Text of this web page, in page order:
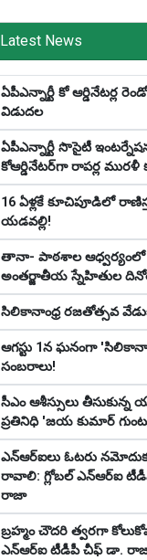
Latest News
ఏపీఎన్నార్టీ కో ఆర్డినేటర్ల
విడుదల
ఏపీఎన్నార్టీ సొసైటీ
కోఆర్డినేటర్‌గా రాపర్ల మురళీ
16 ఏళ్లకే కూచిపూడిలో
యడవల్లి!
తానా- పాఠశాల
అంతర్జాతీయ స్నేహితుల
సిలికానాంధ్ర రజతోత్సవ
ఆగస్టు 1న ఘనంగా
సంబరాలు!
సీఎం ఆశీస్సులు తీసుకున్న
ప్రతినిధి 'జయ కుమార్
ఎన్ఆర్ఐలు ఓటరు
రావాలి: గ్లోబల్ ఎన్ఆర్ఐ
రాజా
బ్రహ్మం చౌదరి త్వరగా
ఎన్ఆర్ఐ టీడీపీ చీఫ్ డా.